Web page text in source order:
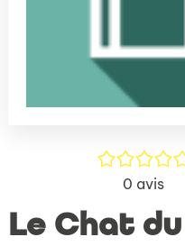
/5
0 avis
Le Chat du